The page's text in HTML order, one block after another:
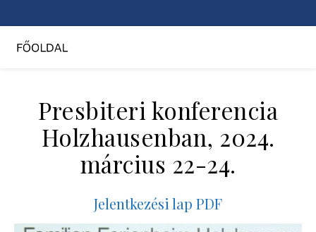
Presbiteri konferencia
Holzhausenban, 2024.
március 22-24.
Jelentkezési lap PDF